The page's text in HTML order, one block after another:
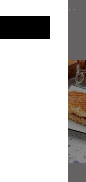
méga, ...